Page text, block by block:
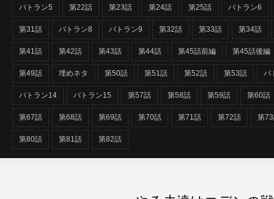
バトラン5 第22話 第23話 第24話 第25話 バトラン6
第31話 バトラン8 バトラン9 第32話 第33話 第34話
第41話 第42話 第43話 第44話 第45話前編 第45話後編
第49話 埋めネタ 第50話 第51話 第52話 第53話 バ
バトラン14 バトラン15 第57話 第58話 第59話 第60話
第67話 第68話 第69話 第70話 第71話 第72話 第
第80話 第81話 第82話